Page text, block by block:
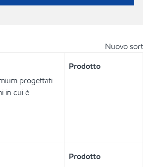
Nuovo sort
progettati
in cui è
Prodotto
Prodotto